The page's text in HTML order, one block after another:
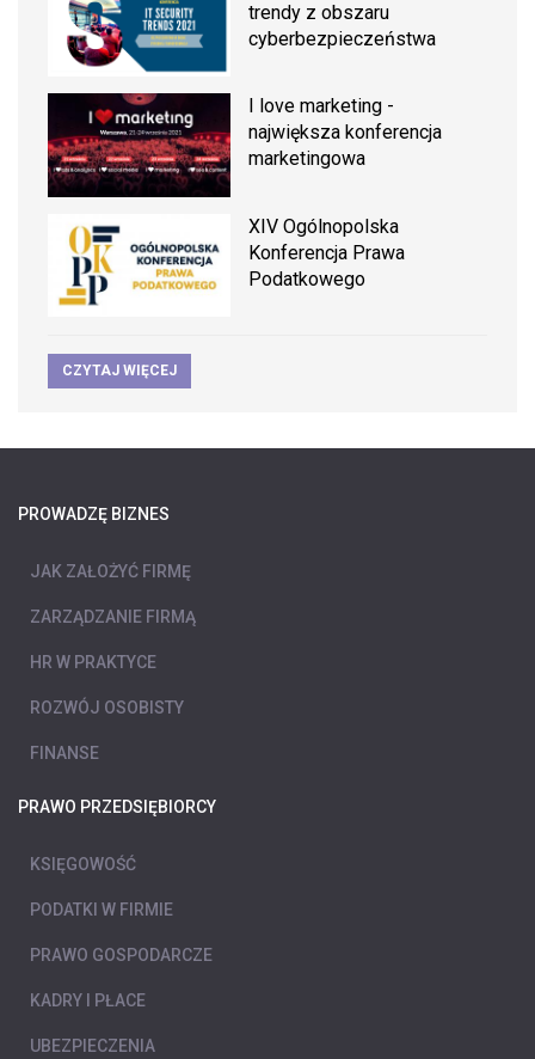
trendy z obszaru
cyberbezpieczeństwa
I love marketing -
największa konferencja
marketingowa
XIV Ogólnopolska
Konferencja Prawa
Podatkowego
CZYTAJ WIĘCEJ
PROWADZĘ BIZNES
JAK ZAŁOŻYĆ FIRMĘ
ZARZĄDZANIE FIRMĄ
HR W PRAKTYCE
ROZWÓJ OSOBISTY
FINANSE
PRAWO PRZEDSIĘBIORCY
KSIĘGOWOŚĆ
PODATKI W FIRMIE
PRAWO GOSPODARCZE
KADRY I PŁACE
UBEZPIECZENIA